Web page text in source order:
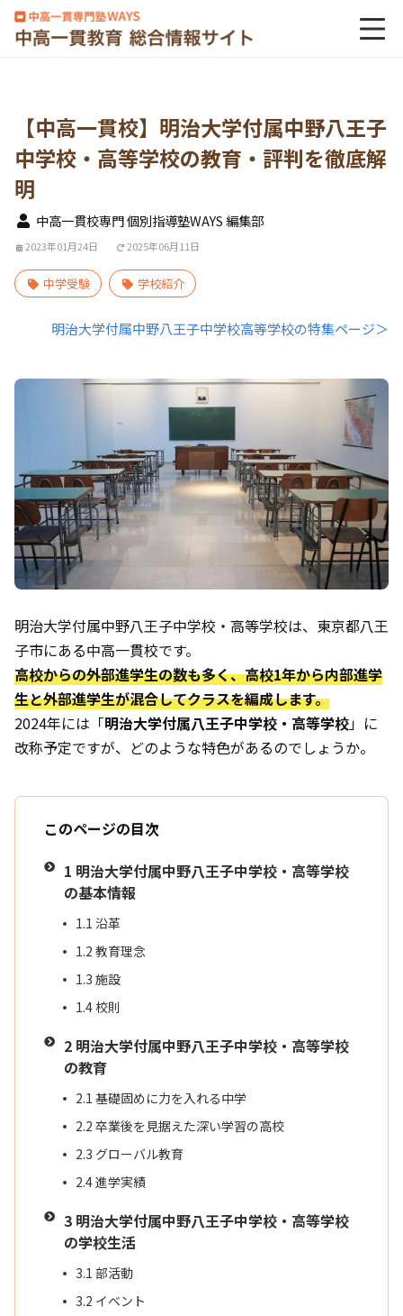
【中高一貫校】明治大学付属中野八王子
中学校・高等学校の教育・評判を徹底解
明
中高一貫校専門 個別指導塾WAYS 編集部
2023年01月24日 2025年06月11日
中学受験 学校紹介
明治大学付属中野八王子中学校高等学校の特集ページ＞
明治大学付属中野八王子中学校・高等学校は、東京都八王
子市にある中高一貫校です。
高校からの外部進学生の数も多く、高校1年から内部進学
生と外部進学生が混合してクラスを編成します。
2024年には「明治大学付属八王子中学校・高等学校」に
改称予定ですが、どのような特色があるのでしょうか。
このページの目次
1 明治大学付属中野八王子中学校・高等学校
の基本情報
1.1 沿革
1.2 教育理念
1.3 施設
1.4校則
2 明治大学付属中野八王子中学校・高等学校
の教育
2.1 基礎固めに力を入れる中学
2.2 卒業後を見据えた深い学習の高校
2.3 グローバル教育
2.4進学実績
3 明治大学付属中野八王子中学校・高等学校
の学校生活
3.1 部活動
3.2 イベント